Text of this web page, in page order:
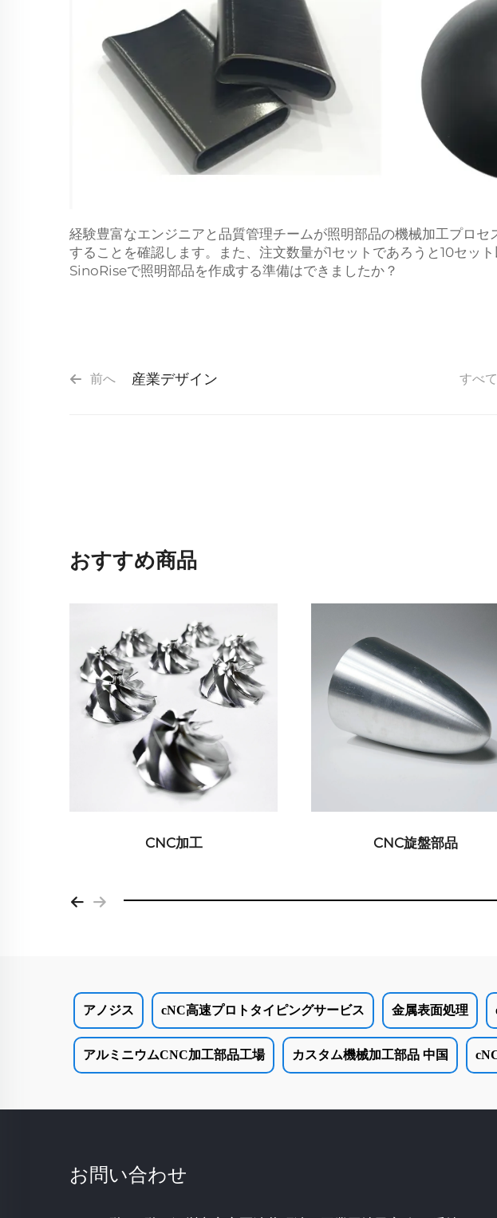
経験豊富なエンジニアと品質管理チームが照明部品の機械加工プロ
することを確認します。また、注文数量が1セットであろうと10セッ
SinoRiseで照明部品を作成する準備はできましたか？
前へ 産業デザイン すべ
おすすめ商品
板金 試作
アノジス cNC高速プロトタイピングサービス 金属表面処理
アルミニウムCNC加工部品工場 カスタム機械加工部品 中国
お問い合わせ